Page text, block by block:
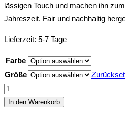
lässigen Touch und machen ihn
Jahreszeit. Fair und nachhaltig
Lieferzeit: 5-7 Tage
Farbe
Größe
Original
Paderherz
In den Warenkorb